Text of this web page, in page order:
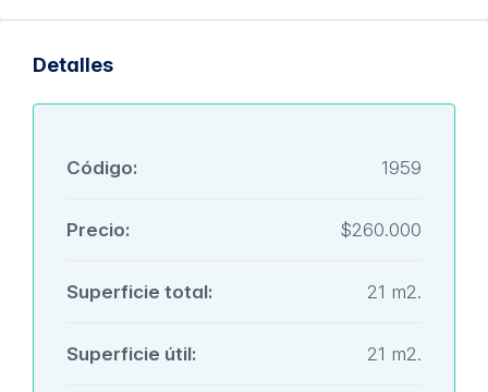
Detalles
Código: 1959
Precio: $260.000
Superficie total: 21 m2.
Superficie útil: 21 m2.